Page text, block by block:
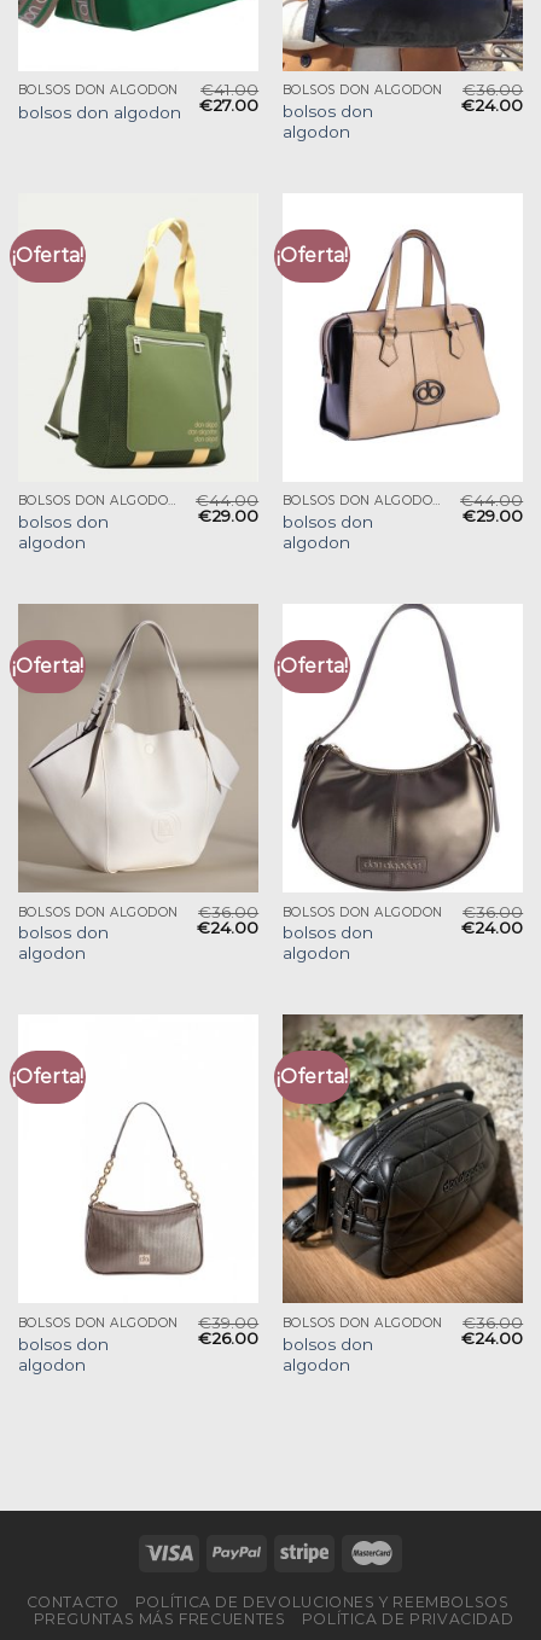
BOLSOS DON ALGODON
bolsos don algodon
€41.00
€27.00
BOLSOS DON ALGODON
bolsos don
algodon
€36.00
€24.00
¡Oferta!
BOLSOS DON ALGODON
bolsos don
algodon
€44.00
€29.00
¡Oferta!
BOLSOS DON ALGODON
bolsos don
algodon
€44.00
€29.00
¡Oferta!
BOLSOS DON ALGODON
bolsos don
algodon
€36.00
€24.00
¡Oferta!
BOLSOS DON ALGODON
bolsos don
algodon
€36.00
€24.00
¡Oferta!
BOLSOS DON ALGODON
bolsos don
algodon
€39.00
€26.00
¡Oferta!
BOLSOS DON ALGODON
bolsos don
algodon
€36.00
€24.00
CONTACTO
POLÍTICA DE DEVOLUCIONES Y REEMBOLSOS
PREGUNTAS MÁS FRECUENTES
POLÍTICA DE PRIVACIDAD